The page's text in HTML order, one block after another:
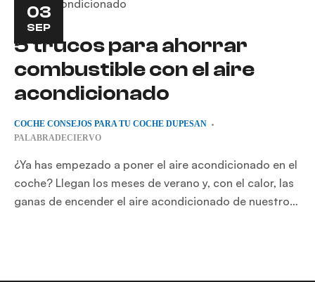
03
SEP
5 trucos para ahorrar
combustible con el aire
acondicionado
COCHE CONSEJOS PARA TU COCHE DUPESAN
PALABRADECIERVO
¿Ya has empezado a poner el aire acondicionado en el
coche? Llegan los meses de verano y, con el calor, las
ganas de encender el aire acondicionado de nuestro